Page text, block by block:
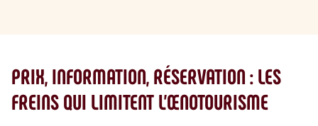
PRIX, INFORMATION, RÉSERVATION : LES
FREINS QUI LIMITENT L’ŒNOTOURISME